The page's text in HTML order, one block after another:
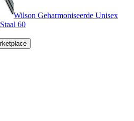
Wilson Geharmoniseerde Unisex
60